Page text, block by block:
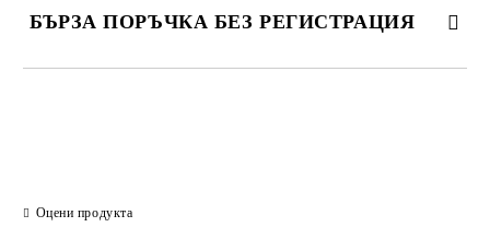
БЪРЗА ПОРЪЧКА БЕЗ РЕГИСТРАЦИЯ
Оцени продукта